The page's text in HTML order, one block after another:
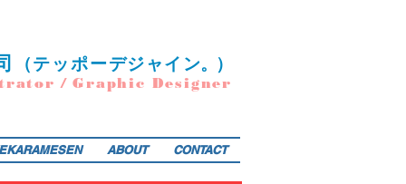
（テ ッポーデジャイ ン。）
/ Graphic Designer
ABOUT CONTACT